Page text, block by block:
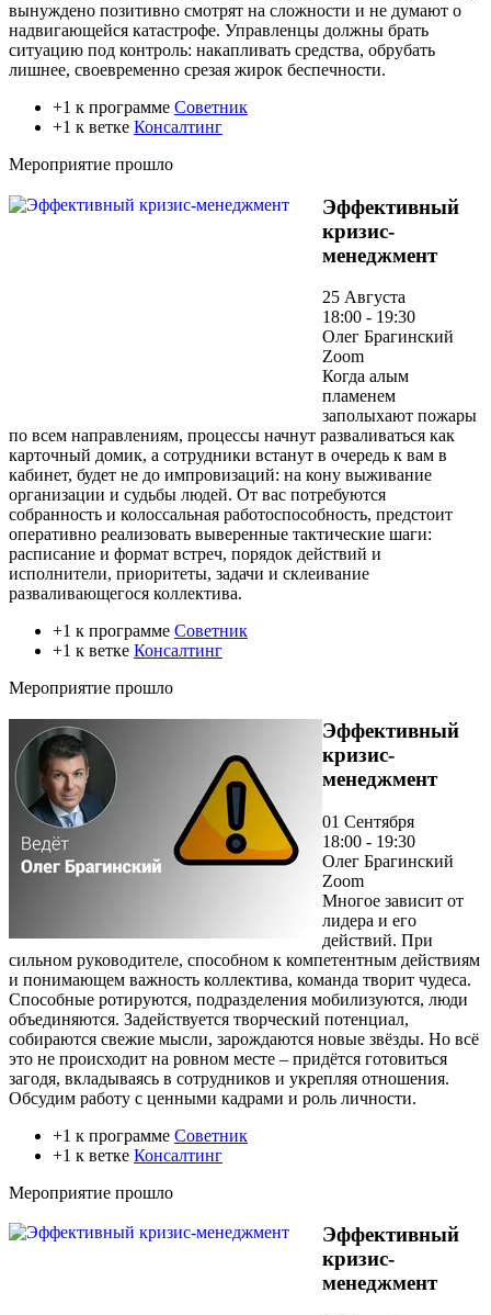
вынуждено позитивно смотрят на сложности и не думают о
надвигающейся катастрофе. Управленцы должны брать
ситуацию под контроль: накапливать средства, обрубать
лишнее, своевременно срезая жирок беспечности.
+1 к программе Советник
+1 к ветке Консалтинг
Мероприятие прошло
Эффективный
кризис-
менеджмент
25 Августа
18:00 - 19:30
Олег Брагинский
Zoom
Когда алым
пламенем
заполыхают пожары
по всем направлениям, процессы начнут разваливаться как
карточный домик, а сотрудники встанут в очередь к вам в
кабинет, будет не до импровизаций: на кону выживание
организации и судьбы людей. От вас потребуются
собранность и колоссальная работоспособность, предстоит
оперативно реализовать выверенные тактические шаги:
расписание и формат встреч, порядок действий и
исполнители, приоритеты, задачи и склеивание
разваливающегося коллектива.
+1 к программе Советник
+1 к ветке Консалтинг
Мероприятие прошло
Эффективный
кризис-
менеджмент
01 Сентября
18:00 - 19:30
Олег Брагинский
Zoom
Многое зависит от
лидера и его
действий. При
сильном руководителе, способном к компетентным действиям
и понимающем важность коллектива, команда творит чудеса.
Способные ротируются, подразделения мобилизуются, люди
объединяются. Задействуется творческий потенциал,
собираются свежие мысли, зарождаются новые звёзды. Но всё
это не происходит на ровном месте – придётся готовиться
загодя, вкладываясь в сотрудников и укрепляя отношения.
Обсудим работу с ценными кадрами и роль личности.
+1 к программе Советник
+1 к ветке Консалтинг
Мероприятие прошло
Эффективный
кризис-
менеджмент